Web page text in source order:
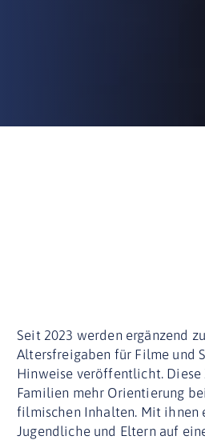
Seit 2023 werden ergänzend
Altersfreigaben für Filme und
Hinweise veröffentlicht.
Familien mehr Orientierung
filmischen Inhalten. Mit ihnen
Jugendliche und Eltern auf